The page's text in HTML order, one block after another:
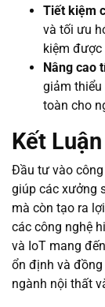
Tiết kiệm
và tối ưu
kiệm
Nâng cao
giảm thiểu
toàn cho
Kết Luận
Đầu tư vào
giúp các xưởng
mà còn tạo ra
các công nghệ
và IoT mang
ổn định và
ngành nội thất